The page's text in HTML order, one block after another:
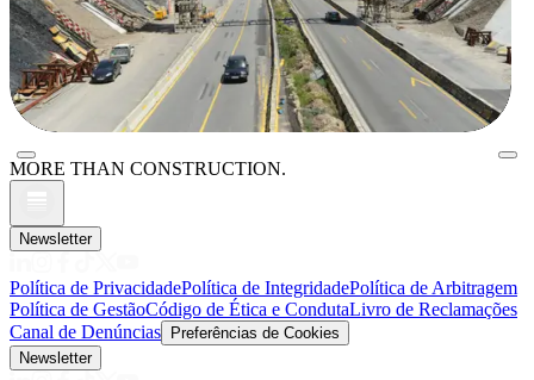
MORE THAN CONSTRUCTION.
Newsletter
Política de PrivacidadePolítica de IntegridadePolítica de Arbitragem
Política de GestãoCódigo de Ética e CondutaLivro de Reclamações
Canal de Denúncias
Preferências de Cookies
Newsletter